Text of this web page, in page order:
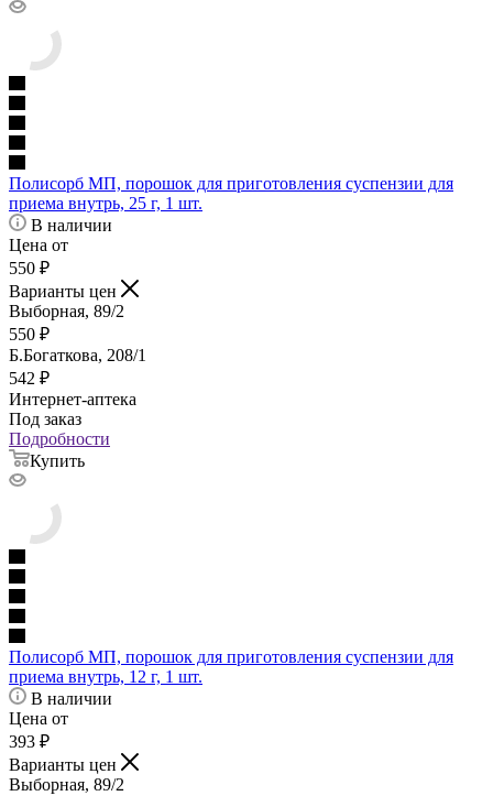
Полисорб МП, порошок для приготовления суспензии для
приема внутрь, 25 г, 1 шт.
В наличии
Цена от
550 ₽
Варианты цен
Выборная, 89/2
550 ₽
Б.Богаткова, 208/1
542 ₽
Интернет-аптека
Под заказ
Подробности
Купить
Полисорб МП, порошок для приготовления суспензии для
приема внутрь, 12 г, 1 шт.
В наличии
Цена от
393 ₽
Варианты цен
Выборная, 89/2